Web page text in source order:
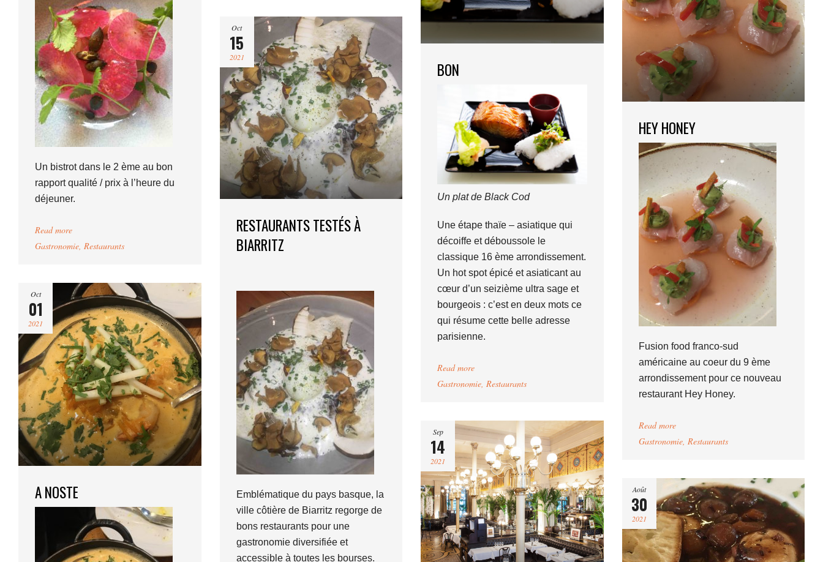
Un bistrot dans le 2 ème au bon
rapport qualité / prix à l’heure du
déjeuner.
Read more
Gastronomie, Restaurants
BON
Un plat de Black Cod
Une étape thaïe – asiatique qui
décoiffe et déboussole le
classique 16 ème arrondissement.
Un hot spot épicé et asiaticant au
cœur d’un seizième ultra sage et
bourgeois : c’est en deux mots ce
qui résume cette belle adresse
parisienne.
Read more
Gastronomie, Restaurants
HEY HONEY
Fusion food franco-sud
américaine au coeur du 9 ème
arrondissement pour ce nouveau
restaurant Hey Honey.
Read more
Gastronomie, Restaurants
Oct
15
2021
RESTAURANTS TESTÉS À
BIARRITZ
Emblématique du pays basque, la
ville côtière de Biarritz regorge de
bons restaurants pour une
gastronomie diversifiée et
accessible à toutes les bourses.
Oct
01
2021
A NOSTE
Sep
14
2021
Août
30
2021